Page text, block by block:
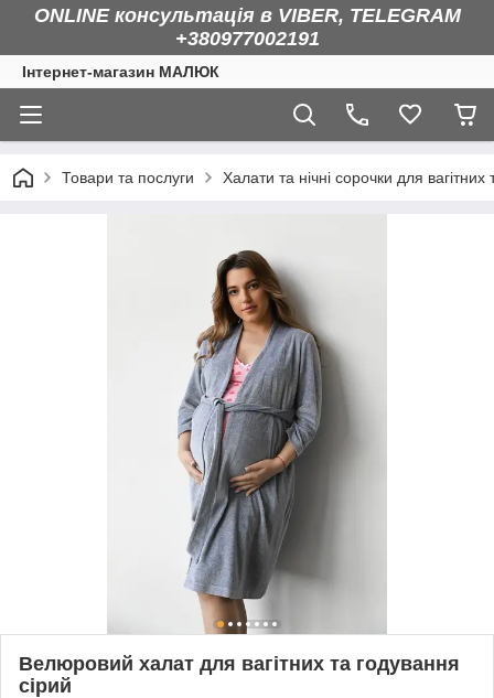
ONLINE консультація в VIBER, TELEGRAM
+380977002191
Інтернет-магазин МАЛЮК
Товари та послуги Халати та нічні сорочки для вагітних
Велюровий халат для вагітних та годування
сірий